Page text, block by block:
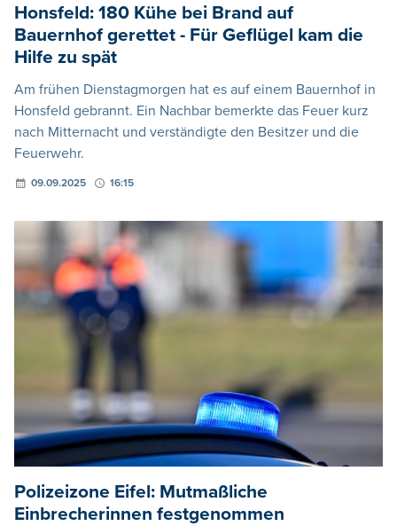
Honsfeld: 180 Kühe bei Brand auf
Bauernhof gerettet - Für Geflügel kam die
Hilfe zu spät
Am frühen Dienstagmorgen hat es auf einem Bauernhof in
Honsfeld gebrannt. Ein Nachbar bemerkte das Feuer kurz
nach Mitternacht und verständigte den Besitzer und die
Feuerwehr.
09.09.2025 16:15
Polizeizone Eifel: Mutmaßliche
Einbrecherinnen festgenommen